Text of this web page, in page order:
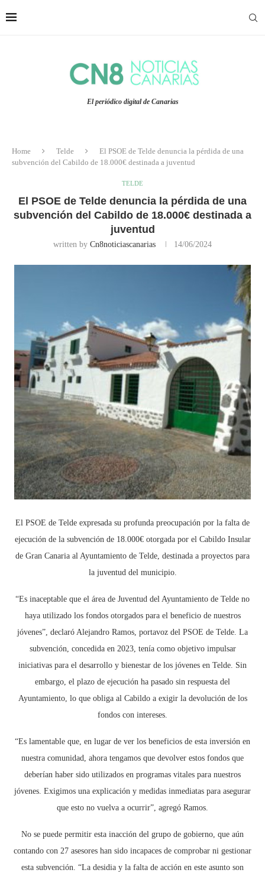
El periódico digital de Canarias
Home Telde
El PSOE de Telde denuncia la pérdida de una
subvención del Cabildo de 18.000€ destinada a juventud
TELDE
El PSOE de Telde denuncia la pérdida de una
subvención del Cabildo de 18.000€ destinada a
juventud
written by Cn8noticiascanarias 14/06/2024
El PSOE de Telde expresada su profunda preocupación por la falta de
ejecución de la subvención de 18.000€ otorgada por el Cabildo Insular
de Gran Canaria al Ayuntamiento de Telde, destinada a proyectos para
la juventud del municipio.
“Es inaceptable que el área de Juventud del Ayuntamiento de Telde no
haya utilizado los fondos otorgados para el beneficio de nuestros
jóvenes”, declaró Alejandro Ramos, portavoz del PSOE de Telde. La
subvención, concedida en 2023, tenía como objetivo impulsar
iniciativas para el desarrollo y bienestar de los jóvenes en Telde. Sin
embargo, el plazo de ejecución ha pasado sin respuesta del
Ayuntamiento, lo que obliga al Cabildo a exigir la devolución de los
fondos con intereses.
“Es lamentable que, en lugar de ver los beneficios de esta inversión en
nuestra comunidad, ahora tengamos que devolver estos fondos que
deberían haber sido utilizados en programas vitales para nuestros
jóvenes. Exigimos una explicación y medidas inmediatas para asegurar
que esto no vuelva a ocurrir”, agregó Ramos.
No se puede permitir esta inacción del grupo de gobierno, que aún
contando con 27 asesores han sido incapaces de comprobar ni gestionar
esta subvención. “La desidia y la falta de acción en este asunto son